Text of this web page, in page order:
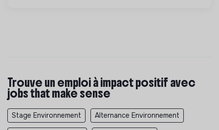
Trouve un emploi à impact positif avec
jobs that make sense
Stage Environnement Alternance Environnement